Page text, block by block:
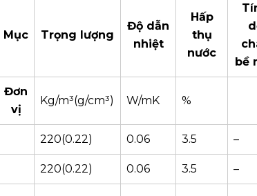
Mục Trọng lượng
Độ dẫn
nhiệt
Hấp
thụ
nước
bề
Đơn
vị
Kg/m³(g/cm³) W/mK %
220(0.22) 0.06 3.5 –
220(0.22) 0.06 3.5 –